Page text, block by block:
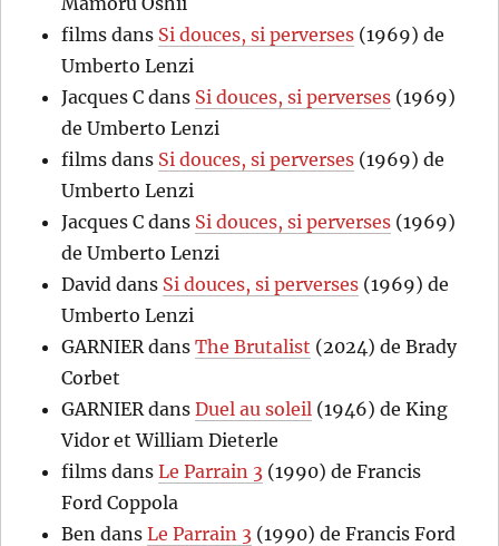
films dans Si douces, si perverses (1969) de
Umberto Lenzi
Jacques C dans Si douces, si perverses (1969)
de Umberto Lenzi
films dans Si douces, si perverses (1969) de
Umberto Lenzi
Jacques C dans Si douces, si perverses (1969)
de Umberto Lenzi
David dans Si douces, si perverses (1969) de
Umberto Lenzi
GARNIER dansThe Brutalist (2024) de Brady
Corbet
GARNIER dansDuel au soleil (1946) de King
Vidor et William Dieterle
films dansLe Parrain 3 (1990) de Francis
Ford Coppola
Ben dansLe Parrain 3 (1990) de Francis Ford